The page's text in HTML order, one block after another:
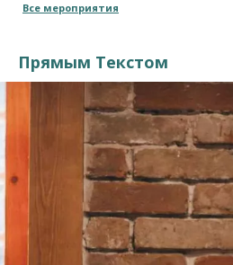
Все мероприятия
Прямым Текстом